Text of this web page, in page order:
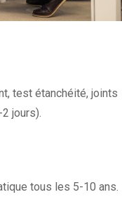
test étanchéité, joints
jours).
tous les 5-10 ans.